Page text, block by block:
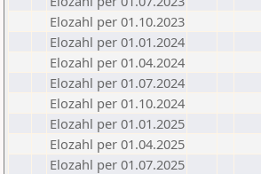
Elozahl per 01.10.2023
Elozahl per 01.01.2024
Elozahl per 01.04.2024
Elozahl per 01.07.2024
Elozahl per 01.10.2024
Elozahl per 01.01.2025
Elozahl per 01.04.2025
Elozahl per 01.07.2025